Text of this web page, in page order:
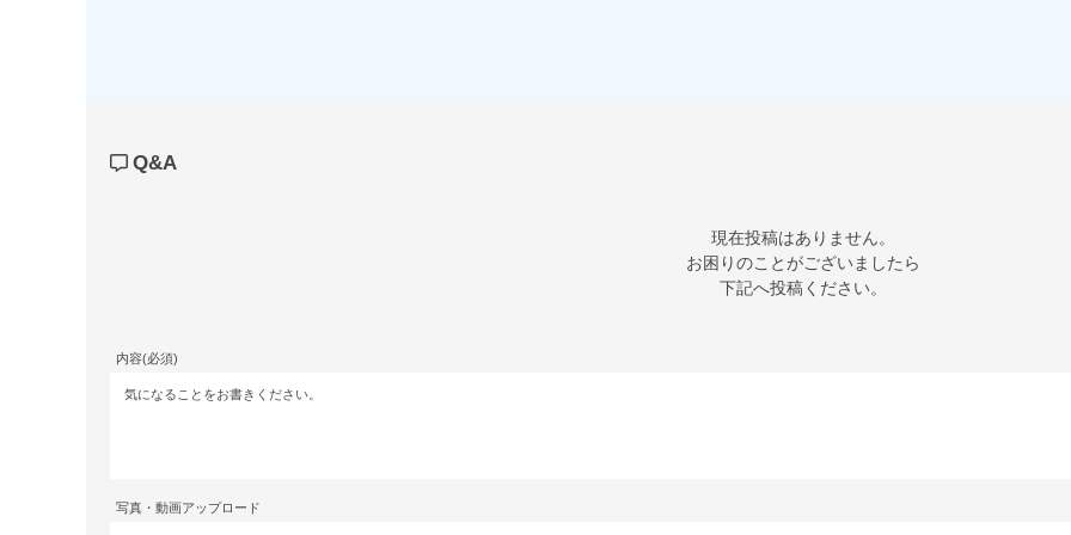
Q&A
現在投稿はありません。
お困りのことがございましたら
下記へ投稿ください。
内容(必須)
写真・動画アップロード